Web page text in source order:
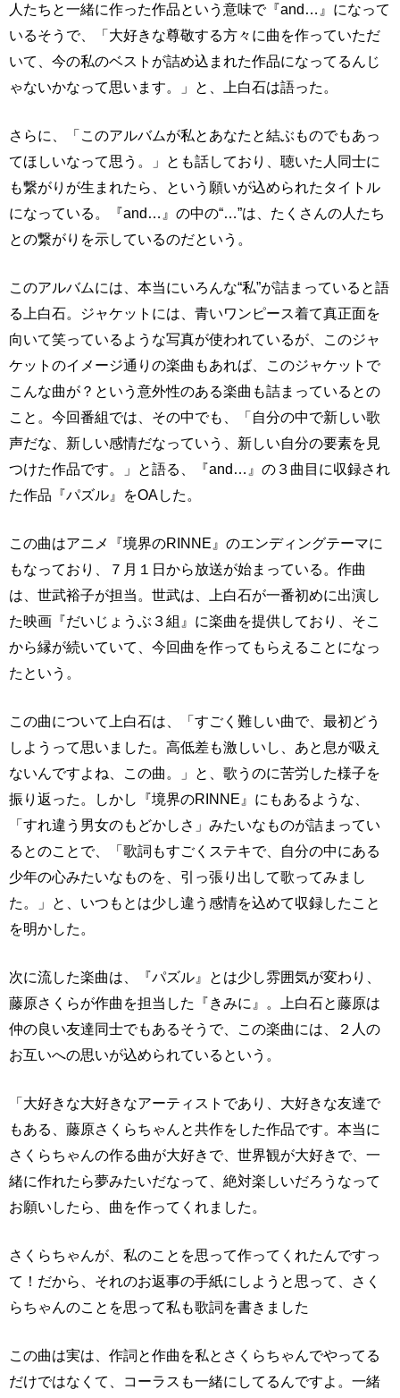
人たちと一緒に作った作品という意味で『and…』になって
いるそうで、「大好きな尊敬する方々に曲を作っていただ
いて、今の私のベストが詰め込まれた作品になってるんじ
ゃないかなって思います。」と、上白石は語った。
さらに、「このアルバムが私とあなたと結ぶものでもあっ
てほしいなって思う。」とも話しており、聴いた人同士に
も繋がりが生まれたら、という願いが込められたタイトル
になっている。『and…』の中の“…”は、たくさんの人たち
との繋がりを示しているのだという。
このアルバムには、本当にいろんな“私”が詰まっていると語
る上白石。ジャケットには、青いワンピース着て真正面を
向いて笑っているような写真が使われているが、このジャ
ケットのイメージ通りの楽曲もあれば、このジャケットで
こんな曲が？という意外性のある楽曲も詰まっているとの
こと。今回番組では、その中でも、「自分の中で新しい歌
声だな、新しい感情だなっていう、新しい自分の要素を見
つけた作品です。」と語る、『and…』の３曲目に収録され
た作品『パズル』をOAした。
この曲はアニメ『境界のRINNE』のエンディングテーマに
もなっており、７月１日から放送が始まっている。作曲
は、世武裕子が担当。世武は、上白石が一番初めに出演し
た映画『だいじょうぶ３組』に楽曲を提供しており、そこ
から縁が続いていて、今回曲を作ってもらえることになっ
たという。
この曲について上白石は、「すごく難しい曲で、最初どう
しようって思いました。高低差も激しいし、あと息が吸え
ないんですよね、この曲。」と、歌うのに苦労した様子を
振り返った。しかし『境界のRINNE』にもあるような、
「すれ違う男女のもどかしさ」みたいなものが詰まってい
るとのことで、「歌詞もすごくステキで、自分の中にある
少年の心みたいなものを、引っ張り出して歌ってみまし
た。」と、いつもとは少し違う感情を込めて収録したこと
を明かした。
次に流した楽曲は、『パズル』とは少し雰囲気が変わり、
藤原さくらが作曲を担当した『きみに』。上白石と藤原は
仲の良い友達同士でもあるそうで、この楽曲には、２人の
お互いへの思いが込められているという。
「大好きな大好きなアーティストであり、大好きな友達で
もある、藤原さくらちゃんと共作をした作品です。本当に
さくらちゃんの作る曲が大好きで、世界観が大好きで、一
緒に作れたら夢みたいだなって、絶対楽しいだろうなって
お願いしたら、曲を作ってくれました。
さくらちゃんが、私のことを思って作ってくれたんですっ
て！だから、それのお返事の手紙にしようと思って、さく
らちゃんのことを思って私も歌詞を書きました
この曲は実は、作詞と作曲を私とさくらちゃんでやってる
だけではなくて、コーラスも一緒にしてるんですよ。一緒